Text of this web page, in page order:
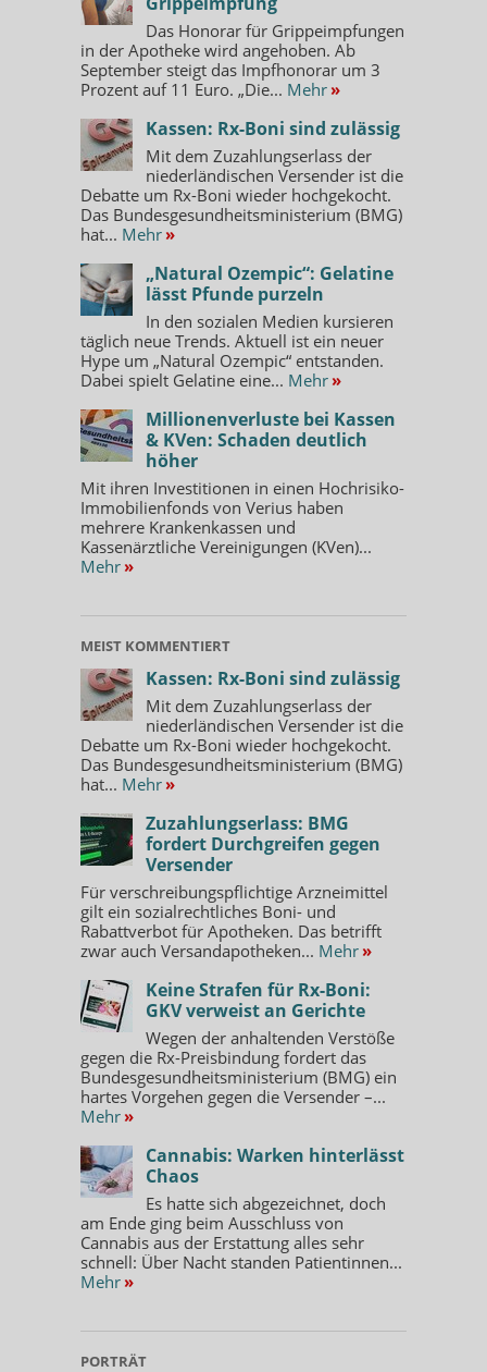
Das Honorar für Grippeimpfungen
in der Apotheke wird angehoben. Ab
September steigt das Impfhonorar um 3
Prozent auf 11 Euro. „Die... Mehr »
Kassen: Rx-Boni sind zulässig
Mit dem Zuzahlungserlass der
niederländischen Versender ist die
Debatte um Rx-Boni wieder hochgekocht.
Das Bundesgesundheitsministerium (BMG)
hat... Mehr »
„Natural Ozempic“: Gelatine
lässt Pfunde purzeln
In den sozialen Medien kursieren
täglich neue Trends. Aktuell ist ein neuer
Hype um „Natural Ozempic“ entstanden.
Dabei spielt Gelatine eine... Mehr »
Millionenverluste bei Kassen
& KVen: Schaden deutlich
höher
Mit ihren Investitionen in einen Hochrisiko-
Immobilienfonds von Verius haben
mehrere Krankenkassen und
Kassenärztliche Vereinigungen (KVen)...
Mehr »
MEIST KOMMENTIERT
Kassen: Rx-Boni sind zulässig
Mit dem Zuzahlungserlass der
niederländischen Versender ist die
Debatte um Rx-Boni wieder hochgekocht.
Das Bundesgesundheitsministerium (BMG)
hat... Mehr »
Zuzahlungserlass: BMG
fordert Durchgreifen gegen
Versender
Für verschreibungspflichtige Arzneimittel
gilt ein sozialrechtliches Boni- und
Rabattverbot für Apotheken. Das betrifft
zwar auch Versandapotheken... Mehr »
Keine Strafen für Rx-Boni:
GKV verweist an Gerichte
Wegen der anhaltenden Verstöße
gegen die Rx-Preisbindung fordert das
Bundesgesundheitsministerium (BMG) ein
hartes Vorgehen gegen die Versender –...
Mehr »
Cannabis: Warken hinterlässt
Chaos
Es hatte sich abgezeichnet, doch
am Ende ging beim Ausschluss von
Cannabis aus der Erstattung alles sehr
schnell: Über Nacht standen Patientinnen...
Mehr »
PORTRÄT